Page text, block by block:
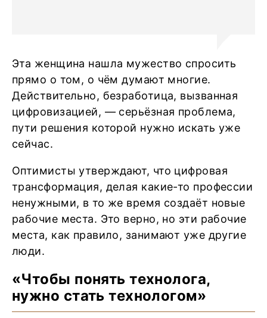
Эта женщина нашла мужество спросить
прямо о том, о чём думают многие.
Действительно, безработица, вызванная
цифровизацией, — серьёзная проблема,
пути решения которой нужно искать уже
сейчас.
Оптимисты утверждают, что цифровая
трансформация, делая какие-то профессии
ненужными, в то же время создаёт новые
рабочие места. Это верно, но эти рабочие
места, как правило, занимают уже другие
люди.
«Чтобы понять технолога,
нужно стать технологом»